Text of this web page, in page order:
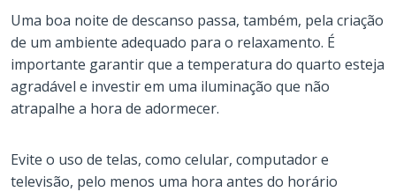
Uma boa noite de descanso passa, também, pela criação
de um ambiente adequado para o relaxamento. É
importante garantir que a temperatura do quarto esteja
agradável e investir em uma iluminação que não
atrapalhe a hora de adormecer.
Evite o uso de telas, como celular, computador e
televisão, pelo menos uma hora antes do horário